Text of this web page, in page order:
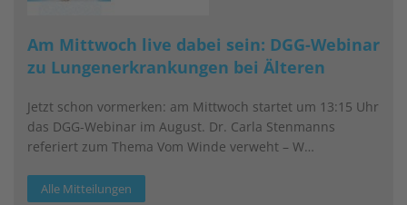
Am Mittwoch live dabei sein: DGG-Webinar
zu Lungenerkrankungen bei Älteren
Jetzt schon vormerken: am Mittwoch startet um 13:15 Uhr
das DGG-Webinar im August. Dr. Carla Stenmanns
referiert zum Thema Vom Winde verweht – W…
Alle Mitteilungen